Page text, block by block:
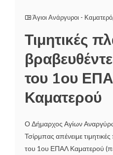
Άγιοι Ανάργυροι - Καματερό,
Τιμητικές
του 1ου
Καματερού
Ο Δήμαρχος Αγίων
Τσίρμπας απένειμε
του 1ου ΕΠΑΛ Καματερού